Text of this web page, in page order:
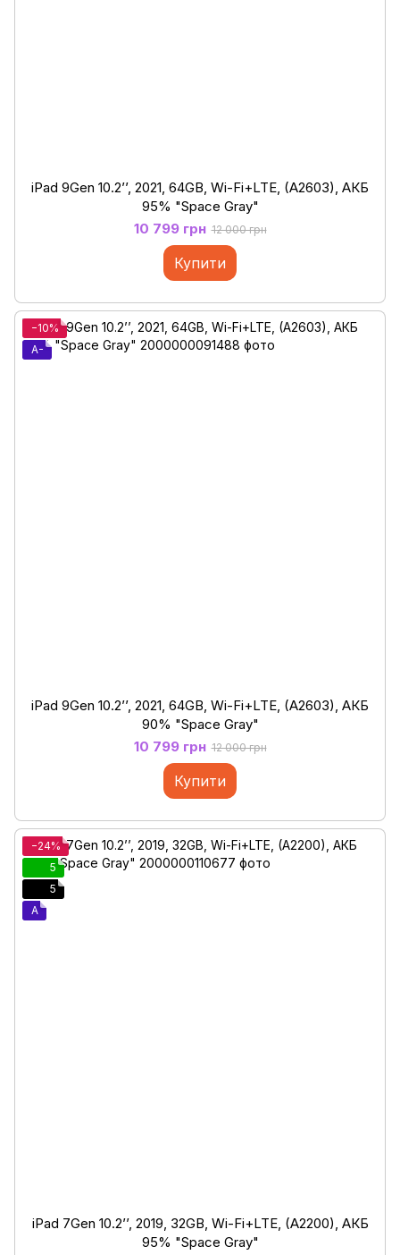
iPad 9Gen 10.2’’, 2021, 64GB, Wi-Fi+LTE, (A2603), АКБ
95% "Space Gray"
10 799 грн 12 000 грн
Купити
−10%
A-
iPad 9Gen 10.2’’, 2021, 64GB, Wi-Fi+LTE, (A2603), АКБ
90% "Space Gray"
10 799 грн 12 000 грн
Купити
−24%
5
5
A
iPad 7Gen 10.2’’, 2019, 32GB, Wi-Fi+LTE, (A2200), АКБ
95% "Space Gray"